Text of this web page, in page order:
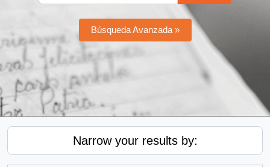
Búsqueda Avanzada »
Narrow your results by: